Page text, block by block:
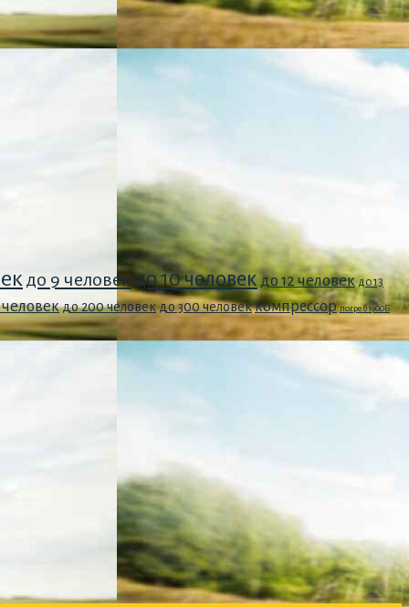
до 9 человек до 10 человек до 12 человек до 13
человекдо 200 человекдо 300 человеккомпрессор погреб 1900Б